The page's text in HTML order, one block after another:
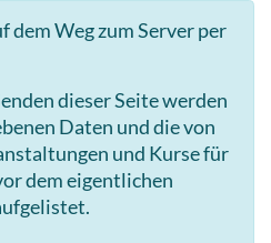
dem Weg zum Server per
dieser Seite werden
Daten und die von
und Kurse für
dem eigentlichen